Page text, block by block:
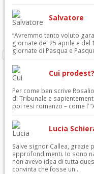
Salvatore
“Avremmo tanto voluto
giornate del 25 aprile e
giornate di Pasqua e
Cui prodest?
Per come ben scrive
di Tribunale e
poi resi romanzo – come l’
Lucia
Salve signor Callea, grazie
approfondimenti. Io sono
non avevo idea di tutta
convinta che fosse un...